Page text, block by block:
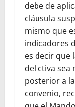
debe de
cláusula
mismo que
indicadores
es decir que
delictiva sea
posterior a
convenio,